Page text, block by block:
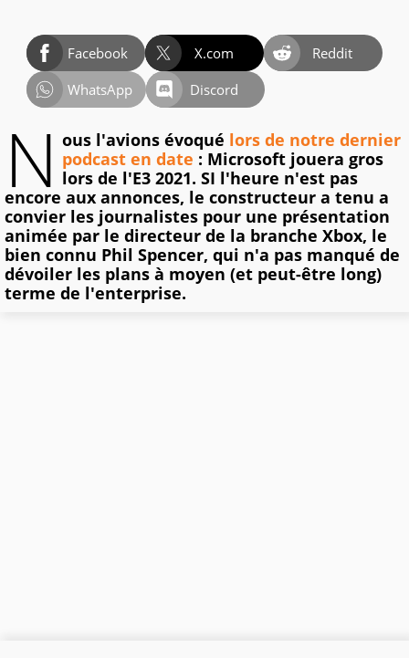
Facebook X.com
Reddit
WhatsApp
Discord
N ous l'avions évoqué lors de notre dernier
podcast en date : Microsoft jouera gros
lors de l'E3 2021. SI l'heure n'est pas
encore aux annonces, le constructeur a tenu a
convier les journalistes pour une présentation
animée par le directeur de la branche Xbox, le
bien connu Phil Spencer, qui n'a pas manqué de
dévoiler les plans à moyen (et peut-être long)
terme de l'enterprise.